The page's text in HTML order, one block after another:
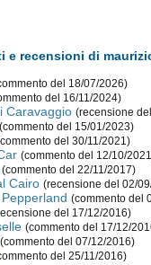
e recensioni di
del 18/07/2026)
del 16/11/2024)
Caravaggio (recensione
(commento del 15/01/2023)
del 30/11/2021)
(commento del 12/10/
(commento del 22/11/2017)
Cairo (recensione del 02/
(commento del
del 17/12/2016)
(commento del 17/12/
(commento del 07/12/2016)
del 25/11/2016)